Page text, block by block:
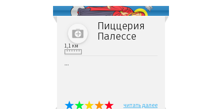
Пиццерия
Палессе
1,1 км
...
читать далее